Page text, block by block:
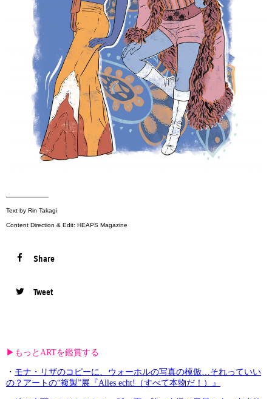
—————
Text by Rin Takagi
Content Direction & Edit: HEAPS Magazine
Share
Tweet
▶︎もっとARTを鑑賞する
・ モナ・リザのコピーに、ウォーホルの写真の模倣…それっていい
の？アートの“複製”展『Alles echt!（すべて本物だ！）』